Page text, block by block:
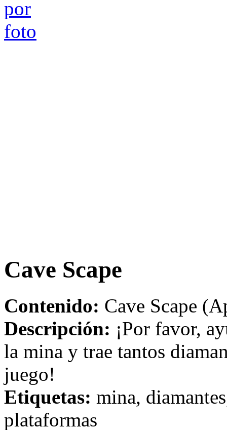
Cave Scape
Contenido: Cave Scape
Descripción: ¡Por favor,
la mina y trae tantos
juego!
Etiquetas: mina,
plataformas